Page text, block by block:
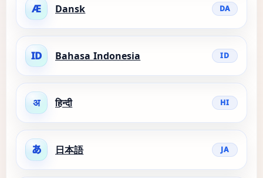
Æ Dansk DA
ID Bahasa Indonesia ID
अ हिन्दी HI
あ 日本語 JA